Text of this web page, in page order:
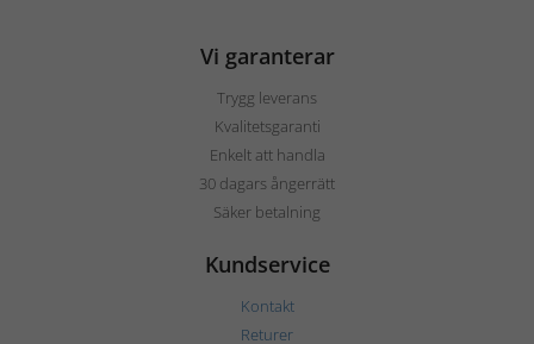
Vi garanterar
Trygg leverans
Kvalitetsgaranti
Enkelt att handla
30 dagars ångerrätt
Säker betalning
Kundservice
Kontakt
Returer